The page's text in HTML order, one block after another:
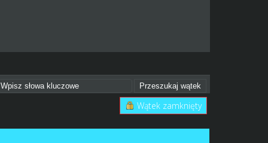
Wątek zamknięty